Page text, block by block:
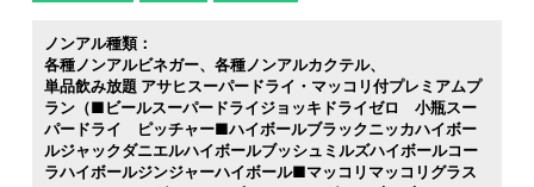
ノンアル種類：
各種ノンアルビネガー
各種ノンアルカクテル
単品飲み放題 アサヒスーパードライ・マッコリ付プレミアムプ
ラン（■ビールスーパードライジョッキドライゼロ 小瓶スー
パードライ ピッチャー■ハイボールブラックニッカハイボー
ルジャックダニエルハイボールブッシュミルズハイボールコー
ラハイボールジンジャーハイボール■マッコリマッコリグラス